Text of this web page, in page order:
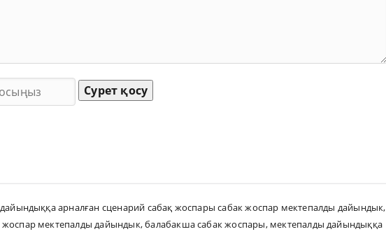
Сурет қосу
арналған сценарий сабақ жоспары сабак жоспар мектепалды дайындык,
мектепалды дайындык,балабакша сабак жоспары, мектепалды дайындыққа